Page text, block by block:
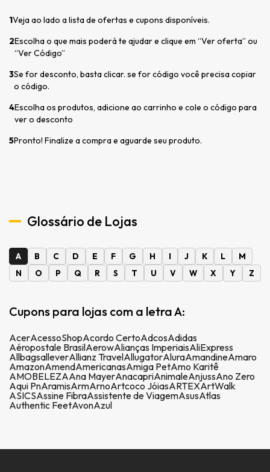
1Veja ao lado a lista de ofertas e cupons disponíveis.
2Escolha o que mais poderá te ajudar e clique em “Ver oferta” ou
“Ver Código”
3Se for desconto, basta clicar. se for código você precisa copiar
o código.
4Escolha os produtos, adicione ao carrinho e cole o código para
ver o desconto
5Pronto! Finalize a compra e aguarde seu produto.
Glossário de Lojas
A B C D E F G H I J K L
M
N
O P Q R S T U V W X Y Z
Cupons para lojas com a letra A:
AcerAcessoShopAcordo CertoAdcosAdidas
Aéropostale BrasilAerowAlianças ImperiaisAliExpress
AllbagsalleverAllianz TravelAllugatorAluraAmandineAmaro
AmazonAmendAmericanasAmiga PetAmo Karitê
AMOBELEZAAna MayerAnacapriAnimaleAnjussAno Zero
Aqui PnAramisArmArnoArtcoco JóiasARTEXArtWalk
ASICSAssine FibraAssistente de ViagemAsusAtlas
Authentic FeetAvonAzul